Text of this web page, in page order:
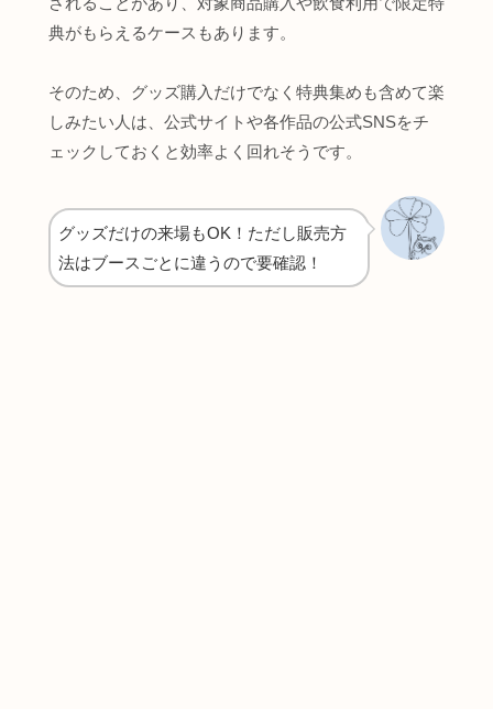
典がもらえるケースもあります。
そのため、グッズ購入だけでなく特典集めも含めて楽
しみたい人は、公式サイトや各作品の公式SNSをチ
ェックしておくと効率よく回れそうです。
グッズだけの来場もOK！ただし販売方
法はブースごとに違うので要確認！